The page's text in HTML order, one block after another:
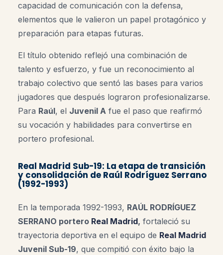
capacidad de comunicación con la defensa,
elementos que le valieron un papel protagónico y
preparación para etapas futuras.
El título obtenido reflejó una combinación de
talento y esfuerzo, y fue un reconocimiento al
trabajo colectivo que sentó las bases para varios
jugadores que después lograron profesionalizarse.
Para Raúl, el Juvenil A fue el paso que reafirmó
su vocación y habilidades para convertirse en
portero profesional.
Real Madrid Sub-19: La etapa de transición
y consolidación de Raúl Rodríguez Serrano
(1992-1993)
En la temporada 1992-1993, RAÚL RODRÍGUEZ
SERRANO portero Real Madrid, fortaleció su
trayectoria deportiva en el equipo de Real Madrid
Juvenil Sub-19, que compitió con éxito bajo la